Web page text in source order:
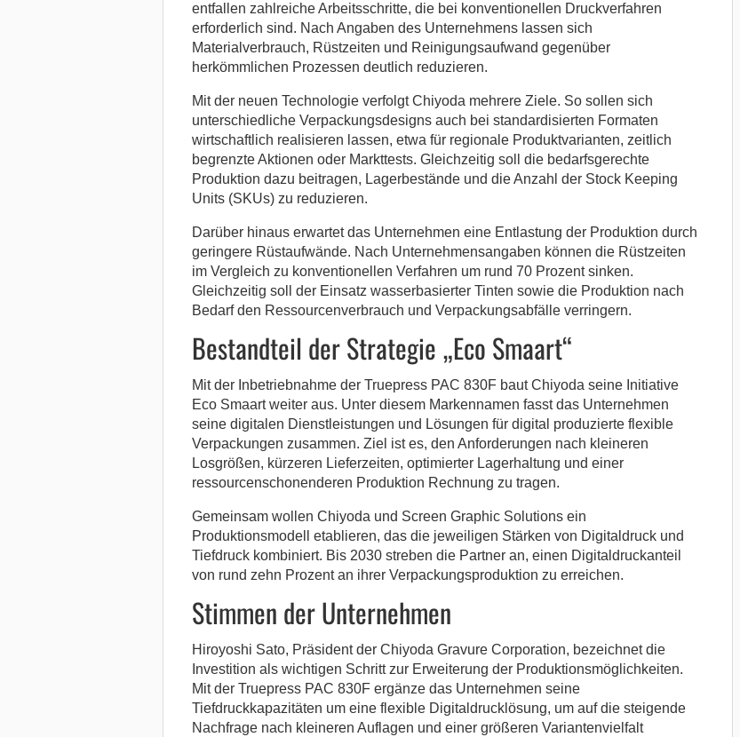
entfallen zahlreiche Arbeitsschritte, die bei konventionellen Druckverfahren
erforderlich sind. Nach Angaben des Unternehmens lassen sich
Materialverbrauch, Rüstzeiten und Reinigungsaufwand gegenüber
herkömmlichen Prozessen deutlich reduzieren.
Mit der neuen Technologie verfolgt Chiyoda mehrere Ziele. So sollen sich
unterschiedliche Verpackungsdesigns auch bei standardisierten Formaten
wirtschaftlich realisieren lassen, etwa für regionale Produktvarianten, zeitlich
begrenzte Aktionen oder Markttests. Gleichzeitig soll die bedarfsgerechte
Produktion dazu beitragen, Lagerbestände und die Anzahl der Stock Keeping
Units (SKUs) zu reduzieren.
Darüber hinaus erwartet das Unternehmen eine Entlastung der Produktion durch
geringere Rüstaufwände. Nach Unternehmensangaben können die Rüstzeiten
im Vergleich zu konventionellen Verfahren um rund 70 Prozent sinken.
Gleichzeitig soll der Einsatz wasserbasierter Tinten sowie die Produktion nach
Bedarf den Ressourcenverbrauch und Verpackungsabfälle verringern.
Bestandteil der Strategie „Eco Smaart“
Mit der Inbetriebnahme der Truepress PAC 830F baut Chiyoda seine Initiative
Eco Smaart weiter aus. Unter diesem Markennamen fasst das Unternehmen
seine digitalen Dienstleistungen und Lösungen für digital produzierte flexible
Verpackungen zusammen. Ziel ist es, den Anforderungen nach kleineren
Losgrößen, kürzeren Lieferzeiten, optimierter Lagerhaltung und einer
ressourcenschonenderen Produktion Rechnung zu tragen.
Gemeinsam wollen Chiyoda und Screen Graphic Solutions ein
Produktionsmodell etablieren, das die jeweiligen Stärken von Digitaldruck und
Tiefdruck kombiniert. Bis 2030 streben die Partner an, einen Digitaldruckanteil
von rund zehn Prozent an ihrer Verpackungsproduktion zu erreichen.
Stimmen der Unternehmen
Hiroyoshi Sato, Präsident der Chiyoda Gravure Corporation, bezeichnet die
Investition als wichtigen Schritt zur Erweiterung der Produktionsmöglichkeiten.
Mit der Truepress PAC 830F ergänze das Unternehmen seine
Tiefdruckkapazitäten um eine flexible Digitaldrucklösung, um auf die steigende
Nachfrage nach kleineren Auflagen und einer größeren Variantenvielfalt